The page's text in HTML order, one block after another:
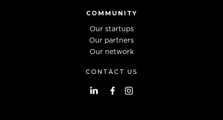
COMMUNITY
Our startups
Our partners
Our network
CONTACT US